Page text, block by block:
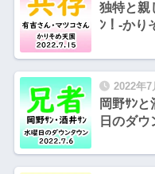
独特と親
ﾝ！-かり
2022年7
岡野ｻﾝ
日のダ